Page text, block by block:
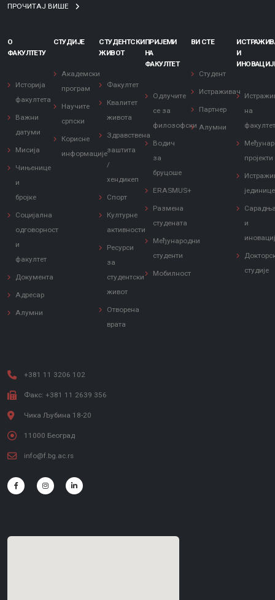
ПРОЧИТАЈ ВИШЕ
О
ФАКУЛТЕТУ
Историја
факултета
Важни
датуми
Мисија
Чињенице
и
бројке
Социјална
одговорност
и
факултет
Документа
Адресар
Алумни
СТУДИЈЕ
Академски
програм
Научите
српски
Корисне
информације
СТУДЕНТСКИ
ЖИВОТ
Факултет
Квалитет
живота
Здравствена
заштита
/
хендикеп
Спорт
Културне
активности
Ресурси
за
студентски
живот
Отворена
врата
ПРИЈЕМИ
НА
ФАКУЛТЕТ
Одлучите
се за
филозофски
Водич
за
бруцоше
ERASMUS+
Размена
студената
Међународни
студенти
Мобилност
ВИ СТЕ
Студент
Истраживач
Партнер
Алумни
И
на
пројекти
јединице
и
студије
+381 11 3206 102
Факс: +381 11 2639 356
Чика Љубина 18-20
11000 Београд
info@f.bg.ac.rs